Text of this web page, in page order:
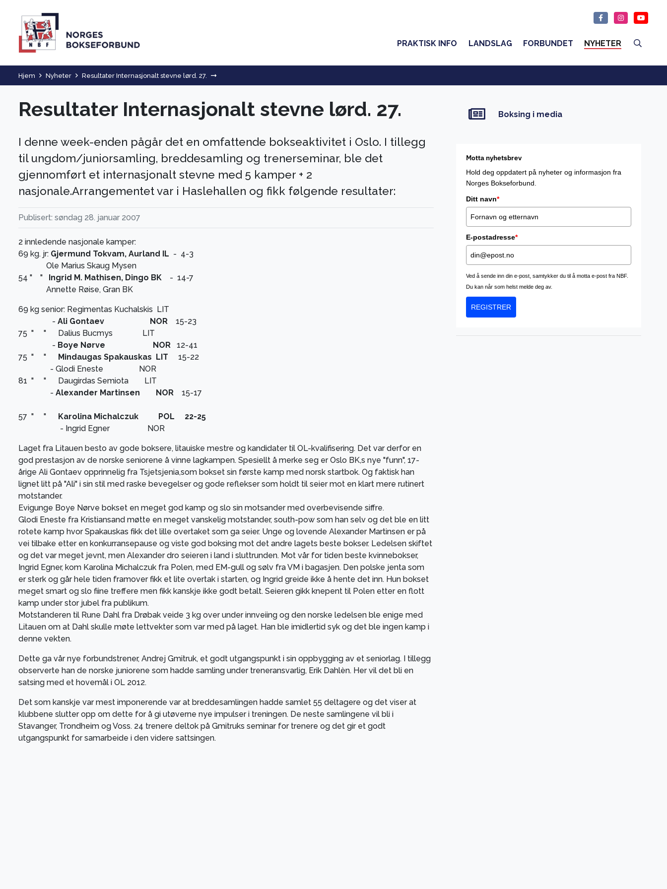
PRAKTISK INFO LANDSLAG FORBUNDET NYHETER
Hjem Nyheter Resultater Internasjonalt stevne lørd. 27.
Resultater Internasjonalt stevne lørd. 27.
I denne week-enden pågår det en omfattende bokseaktivitet i Oslo. I tillegg
til ungdom/juniorsamling, breddesamling og trenerseminar, ble det
gjennomført et internasjonalt stevne med 5 kamper + 2
nasjonale.Arrangementet var i Haslehallen og fikk følgende resultater:
Publisert: søndag 28. januar 2007
2 innledende nasjonale kamper:
69 kg. jr: Gjermund Tokvam, Aurland IL - 4-3
Ole Marius Skaug Mysen
54 " " Ingrid M. Mathisen, Dingo BK
- 14-7
Annette Røise, Gran BK
69 kg senior: Regimentas Kuchalskis LIT
- Ali Gontaev NOR
15-23
75 " " Dalius Bucmys LIT
- Boye Nørve NOR 12-41
75 " " Mindaugas Spakauskas LIT 15-22
- Glodi Eneste NOR
81 " " Daugirdas Semiota LIT
- Alexander Martinsen NOR 15-17
57 " "
Karolina Michalczuk POL 22-25
- Ingrid Egner NOR
Laget fra Litauen besto av gode boksere, litauiske mestre og kandidater til OL-kvalifisering. Det var derfor en
god prestasjon av de norske seniorene å vinne lagkampen. Spesiellt å merke seg er Oslo BK,s nye "funn", 17-
årige Ali Gontaev opprinnelig fra Tsjetsjenia,som bokset sin første kamp med norsk startbok. Og faktisk han
lignet litt på "Ali" i sin stil med raske bevegelser og gode reflekser som holdt til seier mot en klart mere rutinert
motstander.
Evigunge Boye Nørve bokset en meget god kamp og slo sin motsander med overbevisende siffre.
Glodi Eneste fra Kristiansand møtte en meget vanskelig motstander, south-pow som han selv og det ble en litt
rotete kamp hvor Spakauskas fikk det lille overtaket som ga seier. Unge og lovende Alexander Martinsen er på
vei tilbake etter en konkurransepause og viste god boksing mot det andre lagets beste bokser. Ledelsen skiftet
og det var meget jevnt, men Alexander dro seieren i land i sluttrunden. Mot vår for tiden beste kvinnebokser,
Ingrid Egner, kom Karolina Michalczuk fra Polen, med EM-gull og sølv fra VM i bagasjen. Den polske jenta som
er sterk og går hele tiden framover fikk et lite overtak i starten, og Ingrid greide ikke å hente det inn. Hun bokset
meget smart og slo fiine treffere men fikk kanskje ikke godt betalt. Seieren gikk knepent til Polen etter en flott
kamp under stor jubel fra publikum.
Motstanderen til Rune Dahl fra Drøbak veide 3 kg over under innveiing og den norske ledelsen ble enige med
Litauen om at Dahl skulle møte lettvekter som var med på laget. Han ble imidlertid syk og det ble ingen kamp i
denne vekten.
Dette ga vår nye forbundstrener, Andrej Gmitruk, et godt utgangspunkt i sin oppbygging av et seniorlag. I tillegg
observerte han de norske juniorene som hadde samling under treneransvarlig, Erik Dahlèn. Her vil det bli en
satsing med et hovemål i OL 2012.
Det som kanskje var mest imponerende var at breddesamlingen hadde samlet 55 deltagere og det viser at
klubbene slutter opp om dette for å gi utøverne nye impulser i treningen. De neste samlingene vil bli i
Stavanger, Trondheim og Voss. 24 trenere deltok på Gmitruks seminar for trenere og det gir et godt
utgangspunkt for samarbeide i den videre sattsingen.
Boksing i media
Motta nyhetsbrev
Hold deg oppdatert på nyheter og informasjon fra
Norges Bokseforbund.
Ditt navn*
E-postadresse*
Ved å sende inn din e-post, samtykker du til å motta e-post fra NBF.
Du kan når som helst melde deg av.
REGISTRER